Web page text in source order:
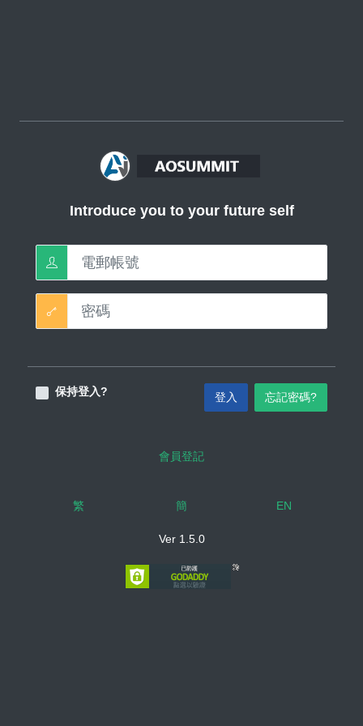
Introduce you to your future self
保持登入? 忘記密碼?
登入
會員登記
繁 簡 EN
Ver 1.5.0